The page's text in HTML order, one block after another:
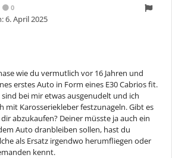
0
6. April 2025
wie du vermutlich vor 16 Jahren und
erstes Auto in Form eines E30 Cabrios fit.
sind bei mir etwas ausgenudelt und ich
mit Karosseriekleber festzunageln. Gibt es
abzukaufen? Deiner müsste ja auch ein
Auto dranbleiben sollen, hast du
als Ersatz irgendwo herumfliegen oder
kennt.